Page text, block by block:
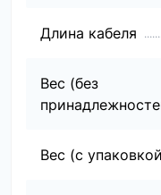
Длина кабеля
Вес (без
Вес (с